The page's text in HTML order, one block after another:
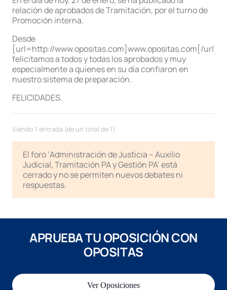
relación de aprobados de Tramitación, por el turno de
Promoción interna.
Desde
[url=http://www.opositas.com]www.opositas.com[/url]
felicitamos a todos y todas los aprobados y muy
especialmente a quienes en su día confiaron en
nuestro sistema de preparación.
FELICIDADES.
Viendo 1 entrada (de un total de 1)
El foro ‘Administración de Justicia – Auxilio
Judicial, Tramitación PA y Gestión PA’ está
cerrado y no se permiten nuevos debates ni
respuestas.
APRUEBA TU OPOSICIÓN CON
OPOSITAS
Ver Oposiciones